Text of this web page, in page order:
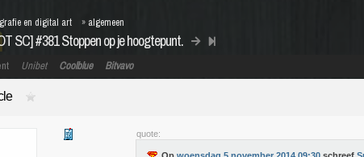
SC] #381 Stoppen op je hoogtepunt.
en digital art » algemeen
Unibet Coolblue Bitvavo
quote: